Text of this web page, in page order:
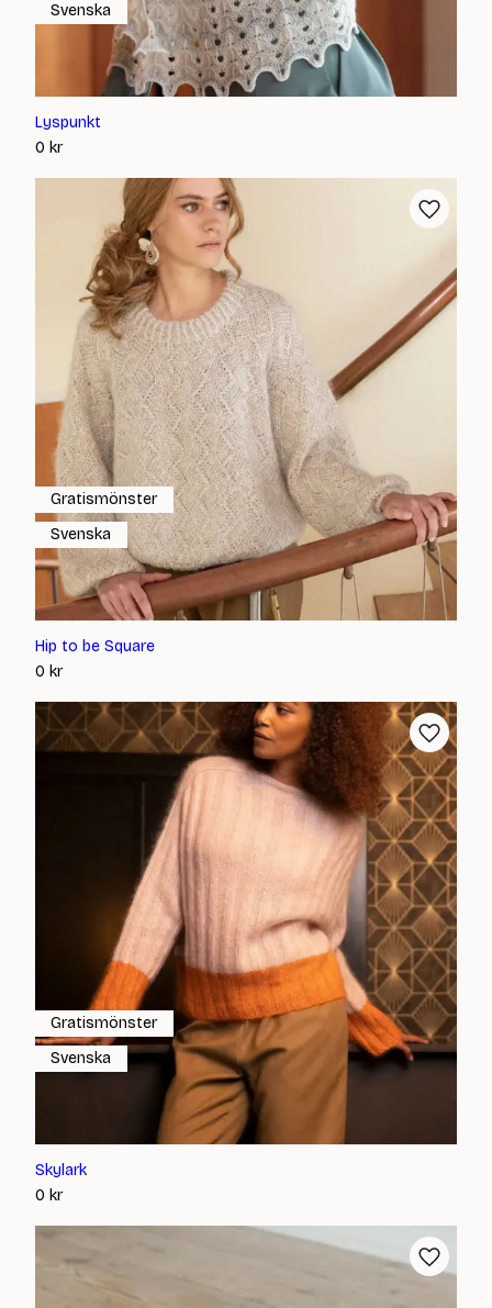
Lyspunkt
0 kr
Svenska
Hip to be Square
0 kr
Gratismönster
Svenska
Skylark
0 kr
Gratismönster
Svenska